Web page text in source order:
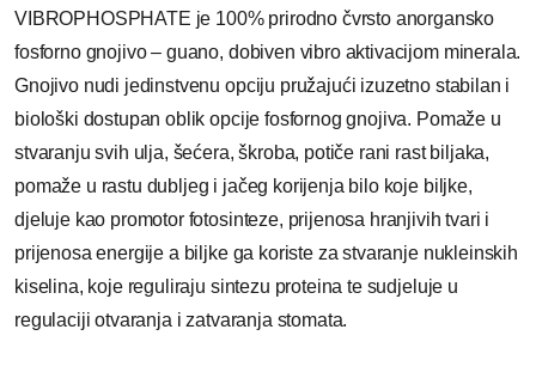
VIBROPHOSPHATE je 100% prirodno čvrsto anorgansko
fosforno gnojivo – guano, dobiven vibro aktivacijom minerala.
Gnojivo nudi jedinstvenu opciju pružajući izuzetno stabilan i
biološki dostupan oblik opcije fosfornog gnojiva. Pomaže u
stvaranju svih ulja, šećera, škroba, potiče rani rast biljaka,
pomaže u rastu dubljeg i jačeg korijenja bilo koje biljke,
djeluje kao promotor fotosinteze, prijenosa hranjivih tvari i
prijenosa energije a biljke ga koriste za stvaranje nukleinskih
kiselina, koje reguliraju sintezu proteina te sudjeluje u
regulaciji otvaranja i zatvaranja stomata.